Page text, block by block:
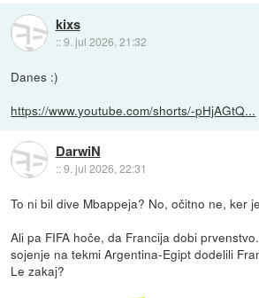
kixs
::9. jul 2026, 21:32
Danes :)
https://www.youtube.com/shorts/-pHjAGtQ...
DarwiN
::9. jul 2026, 22:31
To ni bil dive Mbappeja? No, očitno ne, ker
Ali pa FIFA hoče, da Francija dobi
sojenje na tekmi Argentina-Egipt dodelili
Le zakaj?